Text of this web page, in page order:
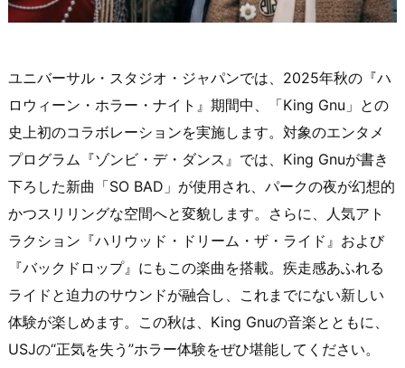
ユニバーサル・スタジオ・ジャパンでは、2025年秋の『ハ
ロウィーン・ホラー・ナイト』期間中、「King Gnu」との
史上初のコラボレーションを実施します。対象のエンタメ
プログラム『ゾンビ・デ・ダンス』では、King Gnuが書き
下ろした新曲「SO BAD」が使用され、パークの夜が幻想的
かつスリリングな空間へと変貌します。さらに、人気アト
ラクション『ハリウッド・ドリーム・ザ・ライド』および
『バックドロップ』にもこの楽曲を搭載。疾走感あふれる
ライドと迫力のサウンドが融合し、これまでにない新しい
体験が楽しめます。この秋は、King Gnuの音楽とともに、
USJの“正気を失う”ホラー体験をぜひ堪能してください。